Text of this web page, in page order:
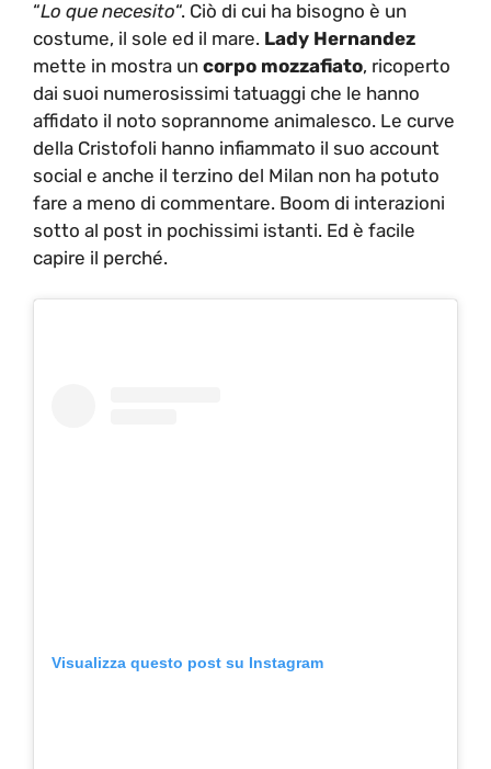
“Lo que necesito“. Ciò di cui ha bisogno è un
costume, il sole ed il mare. Lady Hernandez
mette in mostra un corpo mozzafiato, ricoperto
dai suoi numerosissimi tatuaggi che le hanno
affidato il noto soprannome animalesco. Le curve
della Cristofoli hanno infiammato il suo account
social e anche il terzino del Milan non ha potuto
fare a meno di commentare. Boom di interazioni
sotto al post in pochissimi istanti. Ed è facile
capire il perché.
Visualizza questo post su Instagram